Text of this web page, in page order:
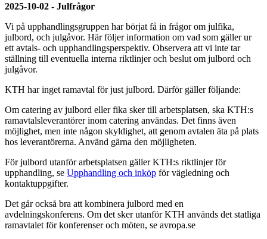
2025-10-02 - Julfrågor
Vi på upphandlingsgruppen har börjat få in frågor om julfika,
julbord, och julgåvor. Här följer information om vad som gäller ur
ett avtals- och upphandlingsperspektiv. Observera att vi inte tar
ställning till eventuella interna riktlinjer och beslut om julbord och
julgåvor.
KTH har inget ramavtal för just julbord. Därför gäller följande:
Om catering av julbord eller fika sker till arbetsplatsen, ska KTH:s
ramavtalsleverantörer inom catering användas. Det finns även
möjlighet, men inte någon skyldighet, att genom avtalen äta på plats
hos leverantörerna. Använd gärna den möjligheten.
För julbord utanför arbetsplatsen gäller KTH:s riktlinjer för
upphandling, se Upphandling och inköp för vägledning och
kontaktuppgifter.
Det går också bra att kombinera julbord med en
avdelningskonferens. Om det sker utanför KTH används det statliga
ramavtalet för konferenser och möten, se avropa.se